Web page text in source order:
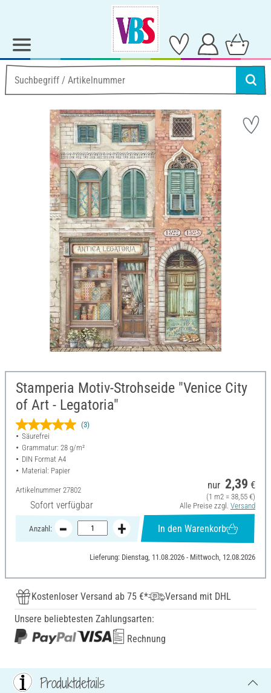
Stamperia Motiv-Strohseide "Venice City
of Art - Legatoria"
(3)
Säurefrei
Grammatur: 28 g/m²
DIN Format A4
Material: Papier
Artikelnummer 27802
Sofort verfügbar
nur 2,39 €
(1 m2 = 38,55 €)
Alle Preise zzgl. Versand
Anzahl: In den Warenkorb
Lieferung: Dienstag, 11.08.2026 - Mittwoch, 12.08.2026
Kostenloser Versand ab 75 €*
Versand mit DHL
Unsere beliebtesten Zahlungsarten:
Rechnung
Produktdetails